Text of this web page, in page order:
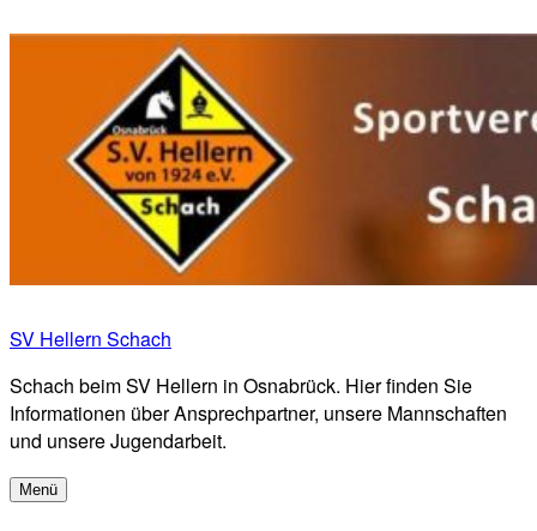
Zum
SV Hellern Schach
Schach beim SV Hellern in Osnabrück. Hier finden Sie
Informationen über Ansprechpartner, unsere Mannschaften
und unsere Jugendarbeit.
Menü